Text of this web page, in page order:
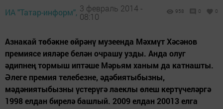
ИА "Татар-информ", 3 февраль 2014 -
08:10
958 0 0
Азнакай төбәкне өйрәнү музеенда Мәхмүт Хәсәнов
премиясе ияләре белән очрашу узды. Анда олуг
әдипнең тормыш иптәше Мәрьям ханым да катнашты.
Әлеге премия телебезне, әдәбиятыбызны,
мәдәниятыбызны үстерүгә лаеклы өлеш кертүчеләргә
1998 елдан бирелә башлый. 2009 елдан 20013 елга